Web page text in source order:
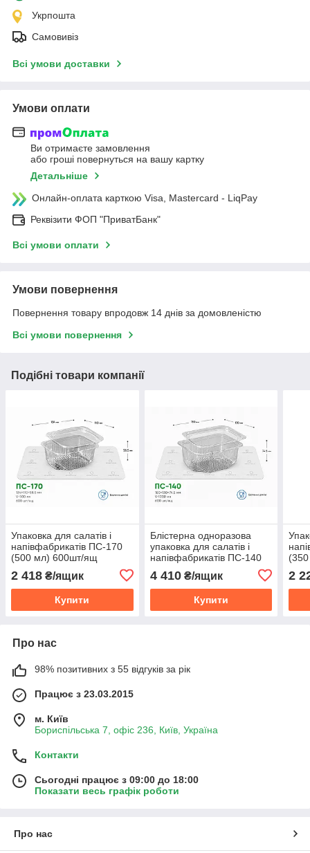
Укрпошта
Самовивіз
Всі умови доставки
Умови оплати
Ви отримаєте замовлення
або гроші повернуться на вашу картку
Детальніше
Онлайн-оплата карткою Visa, Mastercard - LiqPay
Реквізити ФОП "ПриватБанк"
Всі умови оплати
Умови повернення
Повернення товару впродовж 14 днів за домовленістю
Всі умови повернення
Подібні товари компанії
Упаковка для салатів і
напівфабрикатів ПС-170
(500 мл) 600шт/ящ
2 418 ₴/ящик
Купити
Блістерна одноразова
упаковка для салатів і
напівфабрикатів ПС-140
4 410₴/ящик
Купити
2
Про нас
98% позитивних з 55 відгуків за рік
Працює з 23.03.2015
м. Київ
Бориспільська 7, офіс 236, Київ, Україна
Контакти
Сьогодні працює з 09:00 до 18:00
Показати весь графік роботи
Про нас